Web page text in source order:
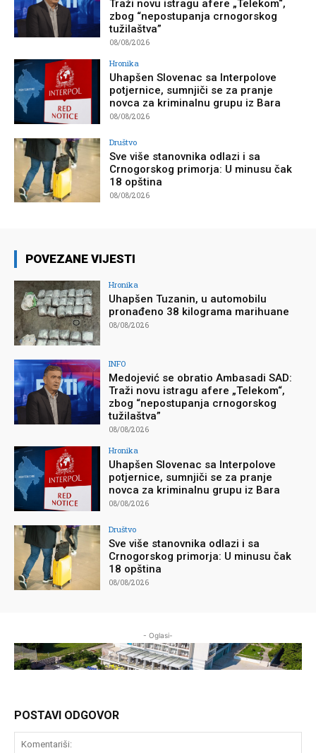
Traži novu istragu afere „Telekom“,
zbog “nepostupanja crnogorskog
tužilaštva”
08/08/2026
Hronika
Uhapšen Slovenac sa Interpolove
potjernice, sumnjiči se za pranje
novca za kriminalnu grupu iz Bara
08/08/2026
Društvo
Sve više stanovnika odlazi i sa
Crnogorskog primorja: U minusu čak
18 opština
08/08/2026
POVEZANE VIJESTI
Hronika
Uhapšen Tuzanin, u automobilu
pronađeno 38 kilograma marihuane
08/08/2026
INFO
Medojević se obratio Ambasadi SAD:
Traži novu istragu afere „Telekom“,
zbog “nepostupanja crnogorskog
tužilaštva”
08/08/2026
Hronika
Uhapšen Slovenac sa Interpolove
potjernice, sumnjiči se za pranje
novca za kriminalnu grupu iz Bara
08/08/2026
Društvo
Sve više stanovnika odlazi i sa
Crnogorskog primorja: U minusu čak
18 opština
08/08/2026
- Oglasi-
POSTAVI ODGOVOR